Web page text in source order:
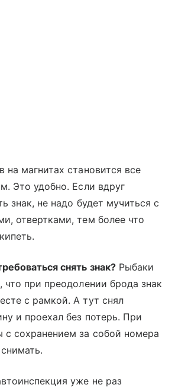
на магнитах становится все
Это удобно. Если вдруг
знак, не надо будет мучиться с
отвертками, тем более что
снять знак?Рыбаки
что при преодолении брода знак
с рамкой. А тут снял
и проехал без потерь. При
сохранением за собой номера
уже не раз